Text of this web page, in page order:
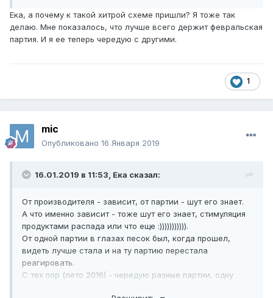
Ека, а почему к такой хитрой схеме пришли? Я тоже так
делаю. Мне показалось, что лучше всего держит февральская
партия. И я ее теперь чередую с другими.
1
mic
Опубликовано 16 Января 2019
16.01.2019 в 11:53, Ека сказал:
От производителя - зависит, от партии - шут его знает.
А что именно зависит - тоже шут его знает, стимуляция
продуктами распада или что еще :))))))))))).
От одной партии в глазах песок был, когда прошел,
видеть лучше стала и на ту партию перестала
реагировать.
С тех пор (лето 2016) - чередую разные партии, одну